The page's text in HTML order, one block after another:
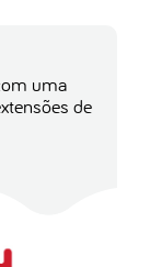
uma
de